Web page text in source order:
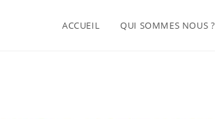
ACCUEIL QUI SOMMES NOUS ?